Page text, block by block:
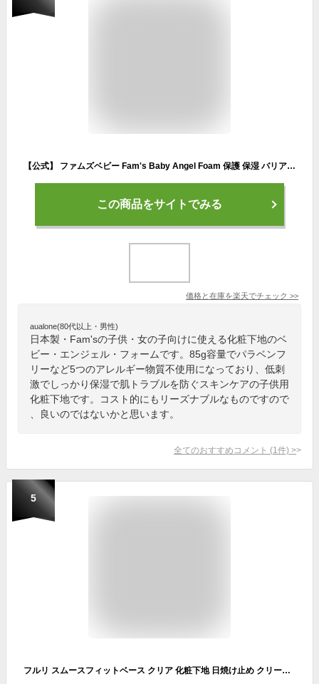
【公式】 ファムズベビー Fam's Baby Angel Foam 保護 保湿 バリア スキンケア 化粧下地 赤ちゃん ベビー 子ども 子供 乳児湿疹 敏感肌 乾燥肌 手荒れ 肌トラブル 出産祝い ギフト プレゼント ラッピング 金アレ 靴擦れ 花粉 よだれ おむつ
この商品をサイトでみる
価格と在庫を楽天でチェック >>
aualone(80代以上・男性)
日本製・Fam'sの子供・女の子向けに使える化粧下地のベ
ビー・エンジェル・フォームです。85g容量でパラベンフ
リーなど5つのアレルギー物質不使用になっており、低刺
激でしっかり保湿で肌トラブルを防ぐスキンケアの子供用
化粧下地です。コスト的にもリーズナブルなものですので
、良いのではないかと思います。
全てのおすすめコメント (1 件) >
5
フルリ スムースフィットベース クリア 化粧下地 日焼け止め クリーム トーンアップ ノンケミカル ウォータープルーフ 無添加 保湿 敏感肌 SPF26 PA++ 40g